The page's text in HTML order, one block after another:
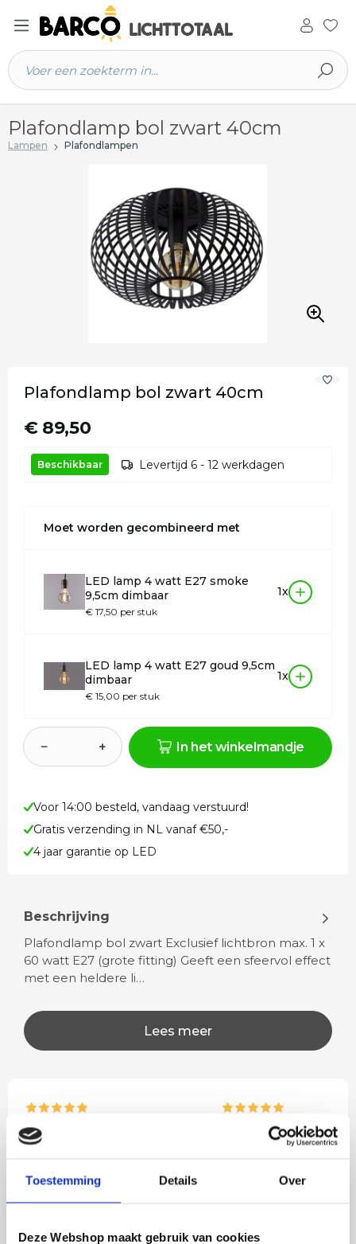
Toestemming Details Over
Deze Webshop maakt gebruik van cookies
hoofdinhoud
Plafondlamp bol zwart 40cm
Lampen Plafondlampen
Plafondlamp bol zwart 40cm
€ 89,50
Beschikbaar Levertijd 6 - 12 werkdagen
Moet worden gecombineerd met
LED lamp 4 watt E27 smoke
9,5cm dimbaar
€ 17,50 per stuk
1x
LED lamp 4 watt E27 goud 9,5cm
dimbaar
€ 15,00 per stuk
1x
− + In het winkelmandje
Voor 14:00 besteld, vandaag verstuurd!
Gratis verzending in NL vanaf €50,-
4 jaar garantie op LED
Beschrijving
Plafondlamp bol zwart Exclusief lichtbron max. 1 x
60 watt E27 (grote fitting) Geeft een sfeervol effect
met een heldere li…
Lees meer
Rian
lamp heb uitgekozen en
besteld. De volgende dag
netjes en veilig verpakt.
leveren verliep vlot en
veel sfeer, het is ook